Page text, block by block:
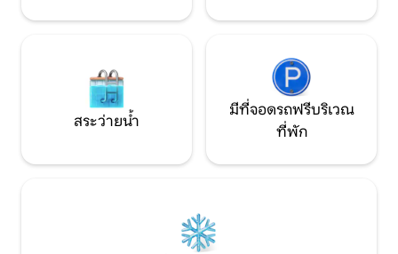
สระว่ายน้ำ
มีที่จอดรถฟรีบริเวณ
ที่พัก